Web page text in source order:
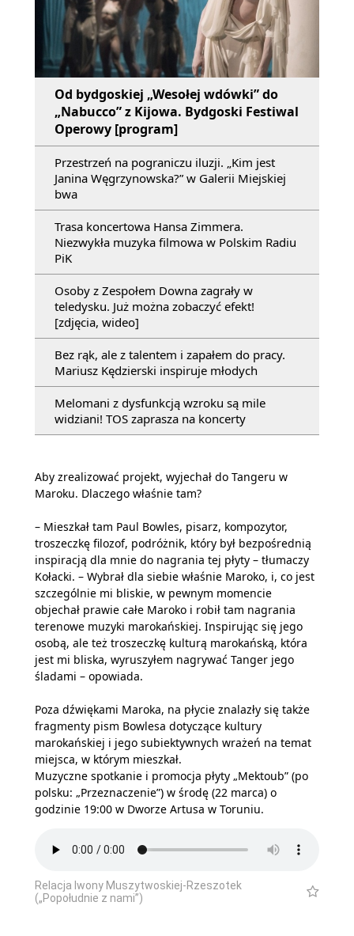
Od bydgoskiej „Wesołej wdówki” do
„Nabucco” z Kijowa. Bydgoski Festiwal
Operowy [program]
Przestrzeń na pograniczu iluzji. „Kim jest
Janina Węgrzynowska?” w Galerii Miejskiej
bwa
Trasa koncertowa Hansa Zimmera.
Niezwykła muzyka filmowa w Polskim Radiu
PiK
Osoby z Zespołem Downa zagrały w
teledysku. Już można zobaczyć efekt!
[zdjęcia, wideo]
Bez rąk, ale z talentem i zapałem do pracy.
Mariusz Kędzierski inspiruje młodych
Melomani z dysfunkcją wzroku są mile
widziani! TOS zaprasza na koncerty
Aby zrealizować projekt, wyjechał do Tangeru w
Maroku. Dlaczego właśnie tam?
– Mieszkał tam Paul Bowles, pisarz, kompozytor,
troszeczkę filozof, podróżnik, który był bezpośrednią
inspiracją dla mnie do nagrania tej płyty – tłumaczy
Kołacki. – Wybrał dla siebie właśnie Maroko, i, co jest
szczególnie mi bliskie, w pewnym momencie
objechał prawie całe Maroko i robił tam nagrania
terenowe muzyki marokańskiej. Inspirując się jego
osobą, ale też troszeczkę kulturą marokańską, która
jest mi bliska, wyruszyłem nagrywać Tanger jego
śladami – opowiada.
Poza dźwiękami Maroka, na płycie znalazły się także
fragmenty pism Bowlesa dotyczące kultury
marokańskiej i jego subiektywnych wrażeń na temat
miejsca, w którym mieszkał.
Muzyczne spotkanie i promocja płyty „Mektoub” (po
polsku: „Przeznaczenie”) w środę (22 marca) o
godzinie 19:00 w Dworze Artusa w Toruniu.
Relacja Iwony Muszytwoskiej-Rzeszotek
(„Popołudnie z nami”)